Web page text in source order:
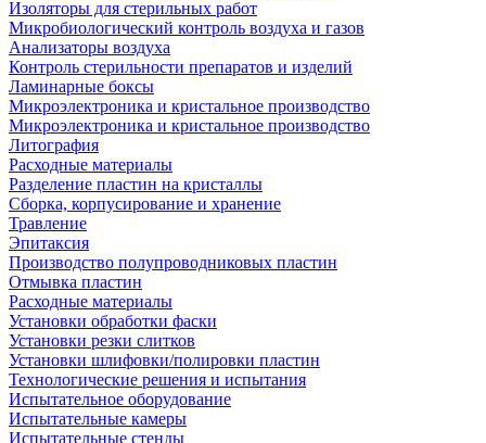
Изоляторы для стерильных работ
Микробиологический контроль воздуха и газов
Анализаторы воздуха
Контроль стерильности препаратов и изделий
Ламинарные боксы
Микроэлектроника и кристальное производство
Микроэлектроника и кристальное производство
Литография
Расходные материалы
Разделение пластин на кристаллы
Сборка, корпусирование и хранение
Травление
Эпитаксия
Производство полупроводниковых пластин
Отмывка пластин
Расходные материалы
Установки обработки фаски
Установки резки слитков
Установки шлифовки/полировки пластин
Технологические решения и испытания
Испытательное оборудование
Испытательные камеры
Испытательные стенды